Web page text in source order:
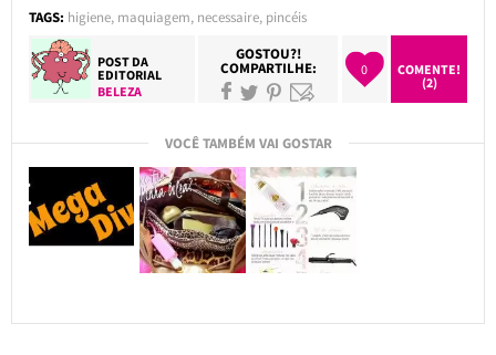
TAGS: higiene, maquiagem, necessaire, pincéis
POST DA
EDITORIAL
BELEZA
GOSTOU?!
COMPARTILHE: 0
COMENTE!
(2)
VOCÊ TAMBÉM VAI GOSTAR